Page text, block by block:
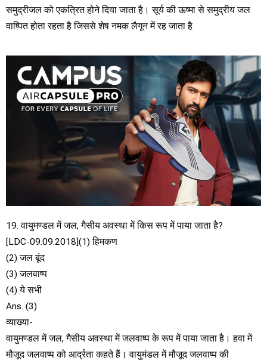
समुद्रीजल को एकत्रित होने दिया जाता है। सूर्य की ऊष्मा से समुद्रीय जल
वाष्पित होता रहता है जिससे शेष नमक लैगून में रह जाता है
19. वायुमण्डल में जल, गैसीय अवस्था में किस रूप में पाया जाता है?
[LDC-09.09.2018](1) हिमकण
(2) जल बूंद
(3) जलवाष्प
(4) ये सभी
Ans. (3)
व्याख्या-
वायुमण्डल में जल, गैसीय अवस्था में जलवाष्प के रूप में पाया जाता है। हवा में
मौजूद जलवाष्प को आर्द्रता कहते हैं। वायुमंडल में मौजूद जलवाष्प की